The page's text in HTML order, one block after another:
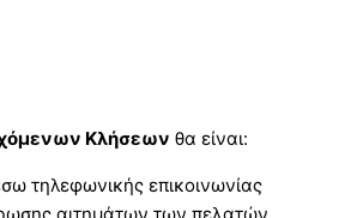
Κλήσεων θα είναι:
τηλεφωνικής επικοινωνίας
αιτημάτων των πελατών